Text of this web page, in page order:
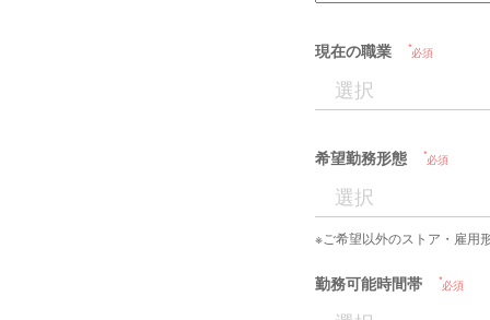
現在の職業 必須
希望勤務形態 必須
※ご希望以外のストア・雇用
勤務可能時間帯 必須